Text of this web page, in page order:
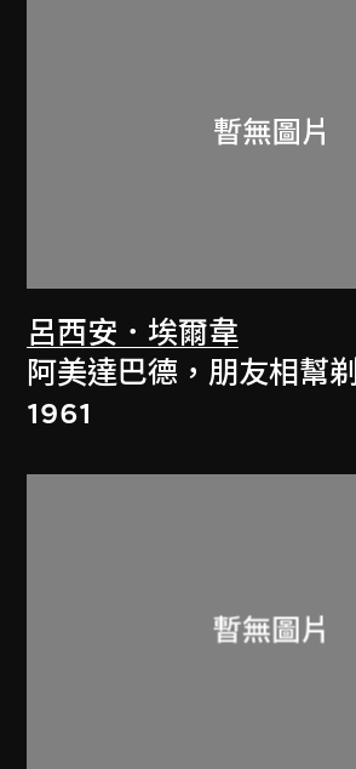
呂西安．埃爾韋
阿美達巴德，朋友相幫
1961